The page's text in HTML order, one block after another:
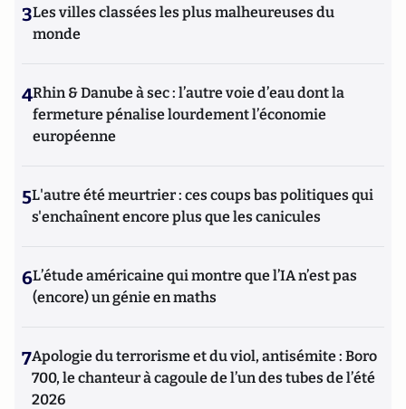
3Les villes classées les plus malheureuses du
monde
4Rhin & Danube à sec : l’autre voie d’eau dont la
fermeture pénalise lourdement l’économie
européenne
5L'autre été meurtrier : ces coups bas politiques qui
s'enchaînent encore plus que les canicules
6L’étude américaine qui montre que l’IA n’est pas
(encore) un génie en maths
7Apologie du terrorisme et du viol, antisémite : Boro
700, le chanteur à cagoule de l’un des tubes de l’été
2026